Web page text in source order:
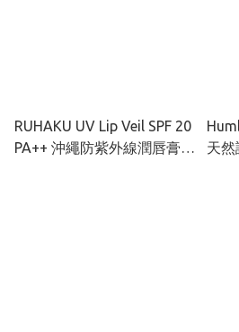
RUHAKU UV Lip Veil SPF 20
PA++ 沖繩防紫外線潤唇膏
天然